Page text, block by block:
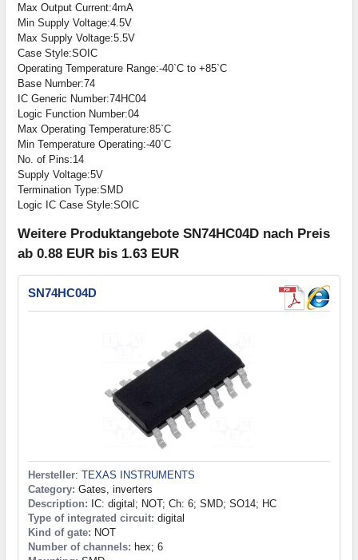
Max Output Current:4mA
Min Supply Voltage:4.5V
Max Supply Voltage:5.5V
Case Style:SOIC
Operating Temperature Range:-40`C to +85`C
Base Number:74
IC Generic Number:74HC04
Logic Function Number:04
Max Operating Temperature:85`C
Min Temperature Operating:-40`C
No. of Pins:14
Supply Voltage:5V
Termination Type:SMD
Logic IC Case Style:SOIC
Weitere Produktangebote SN74HC04D nach Preis
ab 0.88 EUR bis 1.63 EUR
SN74HC04D
Hersteller: TEXAS INSTRUMENTS
Category: Gates, inverters
Description: IC: digital; NOT; Ch: 6; SMD; SO14; HC
Type of integrated circuit: digital
Kind of gate: NOT
Number of channels: hex; 6